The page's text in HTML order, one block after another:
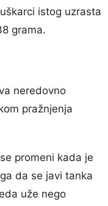
istog uzrasta
grama.
neredovno
pražnjenja
promeni kada je
da se javi tanka
uže nego